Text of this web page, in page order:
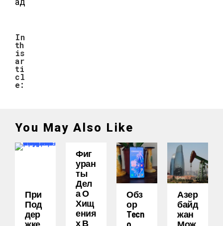
In
th
is
ar
ti
cl
e:
You May Also Like
При
Под
Дер
Фиг
Уран
Ты
Дел
А О
Хищ
Ения
Х В
Обз
Ор
Tecn
Азер
Байд
Жан